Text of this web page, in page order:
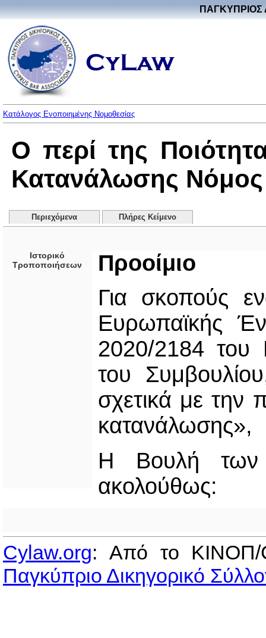
ΠΑΓΚΥΠΡΙΟΣ
Κατάλογος Ενοποιημένης Νομοθεσίας
Ο περί της
Κατανάλωσης Νόμος
Περιεχόμενα Πλήρες Κείμενο
Ιστορικό
Τροποποιήσεων
Προοίμιο
Για σκοπούς
Ευρωπαϊκής
2020/2184 του
του
σχετικά με την
κατανάλωσης»,
H Βουλή των
ακολούθως:
Cylaw.org: Από το
Παγκύπριο Δικηγορικό